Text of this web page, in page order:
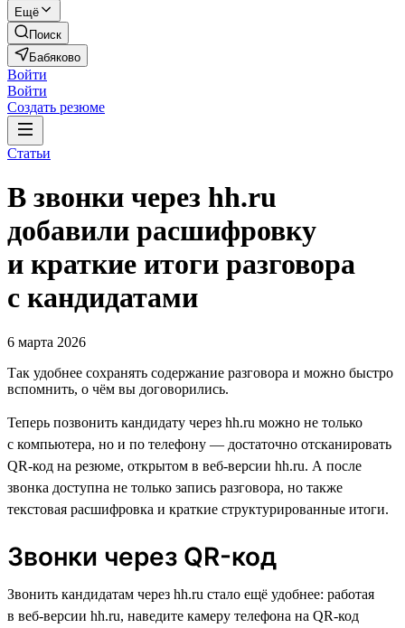
Ещё
Поиск
Бабяково
Войти
Войти
Создать резюме
Статьи
В звонки через hh.ru
добавили расшифровку
и краткие итоги разговора
с кандидатами
6 марта 2026
Так удобнее сохранять содержание разговора и можно быстро
вспомнить, о чём вы договорились.
Теперь позвонить кандидату через hh.ru можно не только
с компьютера, но и по телефону — достаточно отсканировать
QR-код на резюме, открытом в веб-версии hh.ru. А после
звонка доступна не только запись разговора, но также
текстовая расшифровка и краткие структурированные итоги.
Звонки через QR-код
Звонить кандидатам через hh.ru стало ещё удобнее: работая
в веб-версии hh.ru, наведите камеру телефона на QR-код